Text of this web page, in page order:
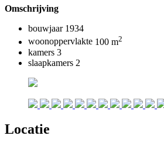
Omschrijving
bouwjaar 1934
woonoppervlakte 100 m2
kamers 3
slaapkamers 2
Locatie